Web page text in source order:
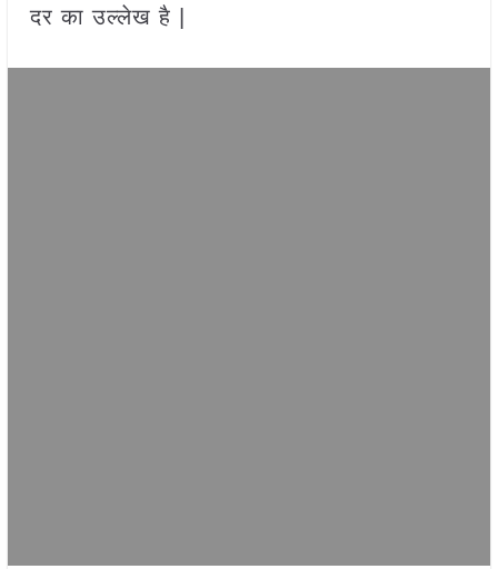
दर का उल्लेख है |